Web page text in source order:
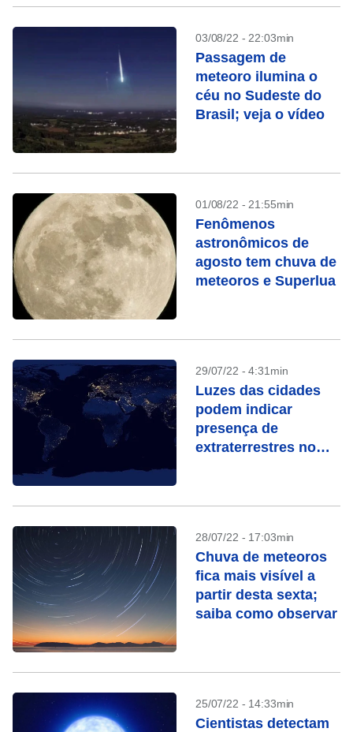
03/08/22 - 22:03min
Passagem de
meteoro ilumina o
céu no Sudeste do
Brasil; veja o vídeo
01/08/22 - 21:55min
Fenômenos
astronômicos de
agosto tem chuva de
meteoros e Superlua
29/07/22 - 4:31min
Luzes das cidades
podem indicar
presença de
extraterrestres no
28/07/22 - 17:03min
Chuva de meteoros
fica mais visível a
partir desta sexta;
saiba como observar
25/07/22 - 14:33min
Cientistas detectam